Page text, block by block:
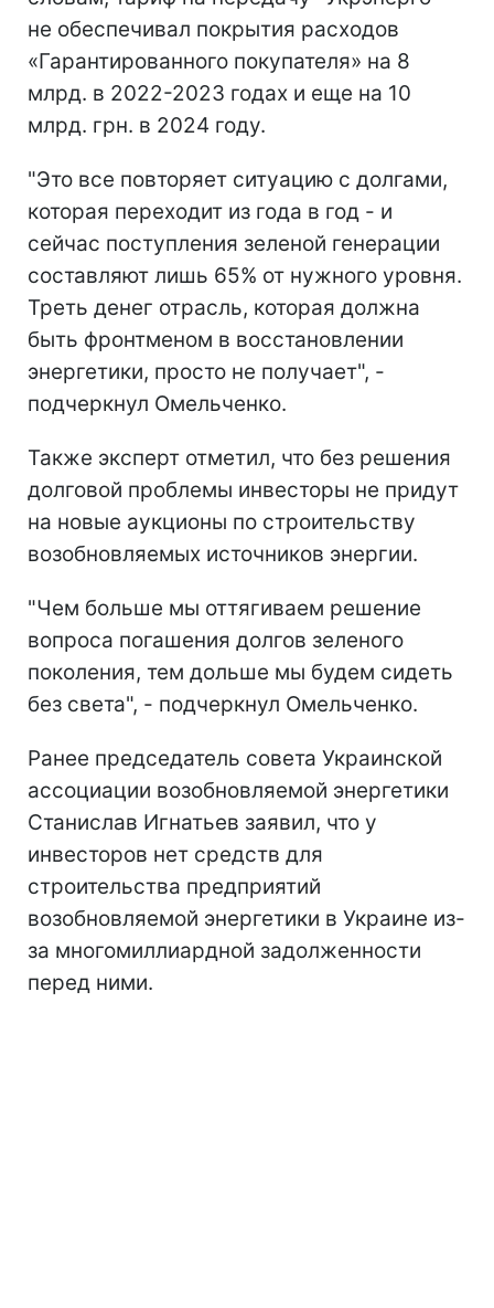
не обеспечивал покрытия расходов
«Гарантированного покупателя» на 8
млрд. в 2022-2023 годах и еще на 10
млрд. грн. в 2024 году.
"Это все повторяет ситуацию с долгами,
которая переходит из года в год - и
сейчас поступления зеленой генерации
составляют лишь 65% от нужного уровня.
Треть денег отрасль, которая должна
быть фронтменом в восстановлении
энергетики, просто не получает", -
подчеркнул Омельченко.
Также эксперт отметил, что без решения
долговой проблемы инвесторы не придут
на новые аукционы по строительству
возобновляемых источников энергии.
"Чем больше мы оттягиваем решение
вопроса погашения долгов зеленого
поколения, тем дольше мы будем сидеть
без света", - подчеркнул Омельченко.
Ранее председатель совета Украинской
ассоциации возобновляемой энергетики
Станислав Игнатьев заявил, что у
инвесторов нет средств для
строительства предприятий
возобновляемой энергетики в Украине из-
за многомиллиардной задолженности
перед ними.